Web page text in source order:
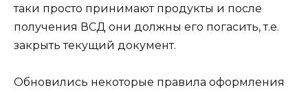
таки просто принимают продукты и после
получения ВСД они должны его погасить, т.е.
закрыть текущий документ.
Обновились некоторые правила оформления